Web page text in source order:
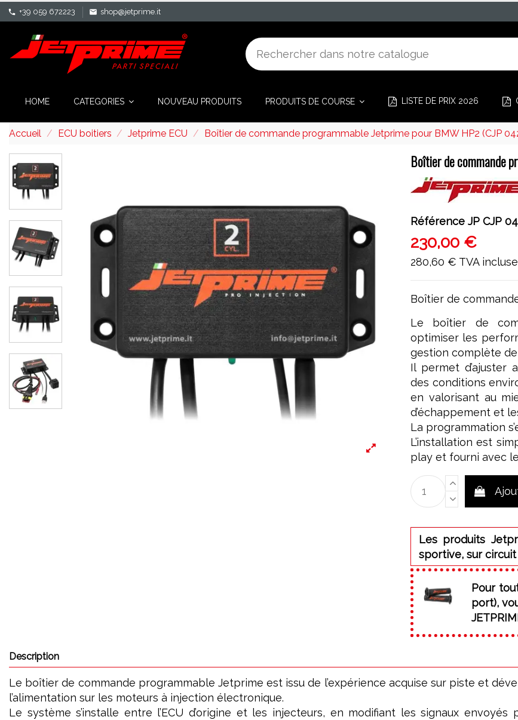
phone +39 059 672223 mail shop@jetprime.it
HOME CATEGORIES NOUVEAU PRODUITS PRODUITS DE COURSE LISTE DE PRIX 2026
Accueil ECU boitiers Jetprime ECU Boîtier de commande programmable Jetprime pour BMW HP2 (CJP
Boîtier de commande
Référence JP CJP
230,00 €
280,60 € TVA incluse
Boîtier de
Le boîtier de
optimiser les
gestion complète de
Il permet d’ajuster
des conditions
en valorisant au
d’échappement et
La programmation
L’installation est
play et fourni avec
Les produits
sportive, sur
Pour
port),
Description
Le boîtier de commande programmable Jetprime est issu de l’expérience acquise sur piste et
l’alimentation sur les moteurs à injection électronique.
Le système s’installe entre l’ECU d’origine et les injecteurs, en modifiant les signaux